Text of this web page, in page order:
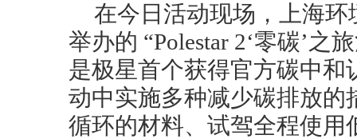
在今日活动现场，上海
举办的 “Polestar 2‘零碳’之
是极星首个获得官方碳中
动中实施多种减少碳排放
循环的材料、试驾全程使用